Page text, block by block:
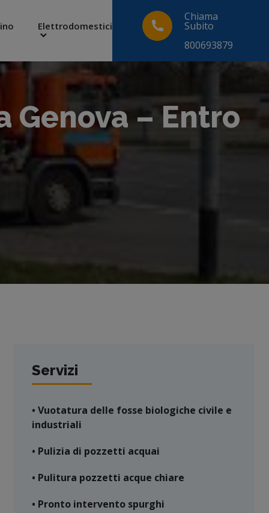
Elettrodomestici
Chiama
Subito
800693879
Genova – Entro
Servizi
• Vuotatura delle fosse biologiche civile e
industriali
• Pulizia di pozzetti acquai
• Pulitura pozzetti acque chiare
• Pronto intervento spurghi